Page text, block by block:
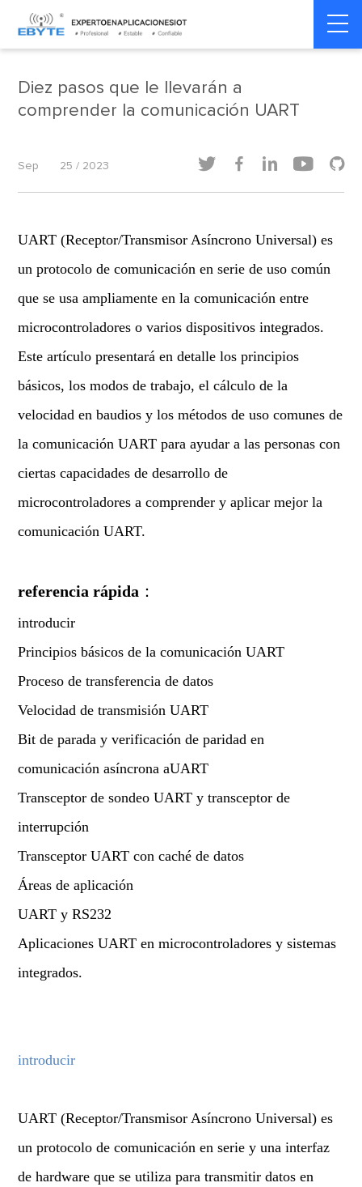
Home > Dinámica de la industria Dinámica de la industria
Diez pasos que le llevarán a
comprender la comunicación UART
Sep 25 / 2023     
UART (Receptor/Transmisor Asíncrono Universal) es
un protocolo de comunicación en serie de uso común
que se usa ampliamente en la comunicación entre
microcontroladores o varios dispositivos integrados.
Este artículo presentará en detalle los principios
básicos, los modos de trabajo, el cálculo de la
velocidad en baudios y los métodos de uso comunes de
la comunicación UART para ayudar a las personas con
ciertas capacidades de desarrollo de
microcontroladores a comprender y aplicar mejor la
comunicación UART.
referencia rápida ：
introducir
Principios básicos de la comunicación UART
Proceso de transferencia de datos
Velocidad de transmisión UART
Bit de parada y verificación de paridad en
comunicación asíncrona aUART
Transceptor de sondeo UART y transceptor de
interrupción
Transceptor UART con caché de datos
Áreas de aplicación
UART y RS232
Aplicaciones UART en microcontroladores y sistemas
integrados.
introducir
UART (Receptor/Transmisor Asíncrono Universal) es
un protocolo de comunicación en serie y una interfaz
de hardware que se utiliza para transmitir datos en